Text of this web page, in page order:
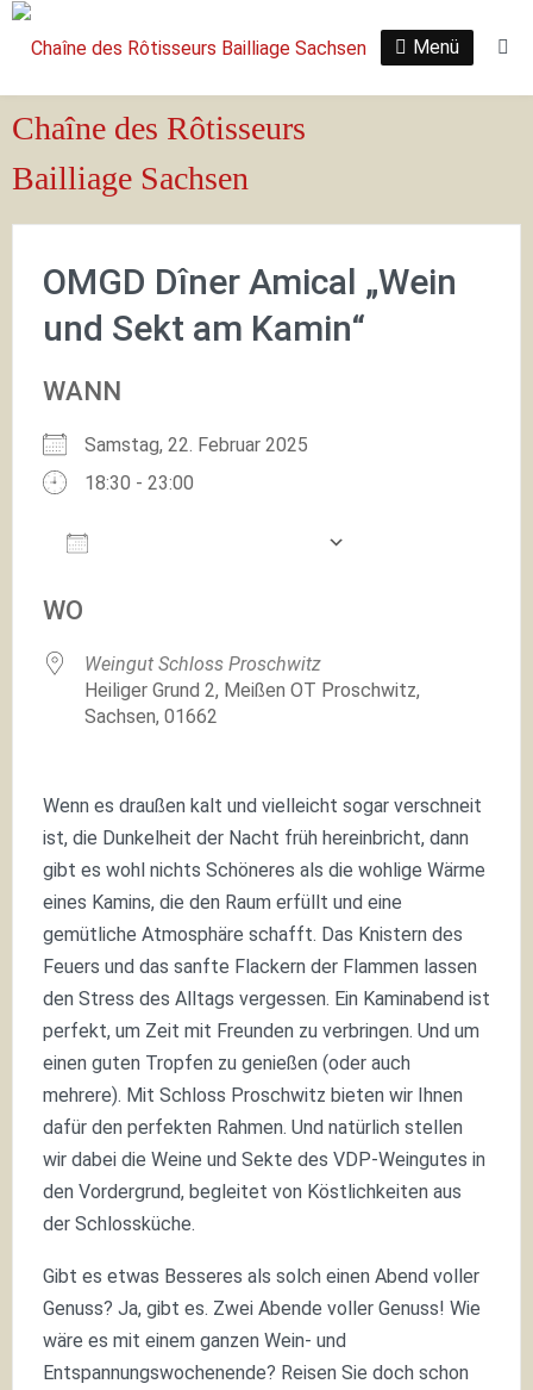
Zum
Inhalt
Chaîne des Rôtisseurs
Bailliage Sachsen
Menü
OMGD Dîner Amical „Wein
und Sekt am Kamin“
WANN
Samstag, 22. Februar 2025
18:30 - 23:00
WO
Weingut Schloss Proschwitz
Heiliger Grund 2, Meißen OT Proschwitz,
Sachsen, 01662
Wenn es draußen kalt und vielleicht sogar verschneit
ist, die Dunkelheit der Nacht früh hereinbricht, dann
gibt es wohl nichts Schöneres als die wohlige Wärme
eines Kamins, die den Raum erfüllt und eine
gemütliche Atmosphäre schafft. Das Knistern des
Feuers und das sanfte Flackern der Flammen lassen
den Stress des Alltags vergessen. Ein Kaminabend ist
perfekt, um Zeit mit Freunden zu verbringen. Und um
einen guten Tropfen zu genießen (oder auch
mehrere). Mit Schloss Proschwitz bieten wir Ihnen
dafür den perfekten Rahmen. Und natürlich stellen
wir dabei die Weine und Sekte des VDP-Weingutes in
den Vordergrund, begleitet von Köstlichkeiten aus
der Schlossküche.
Gibt es etwas Besseres als solch einen Abend voller
Genuss? Ja, gibt es. Zwei Abende voller Genuss! Wie
wäre es mit einem ganzen Wein- und
Entspannungswochenende? Reisen Sie doch schon